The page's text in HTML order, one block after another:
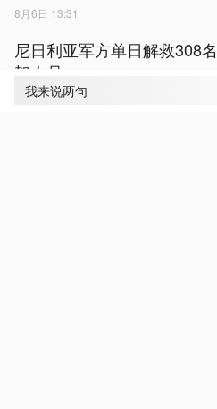
我来说两句
8月6日 13:31
尼日利亚军方单日解救308
架人员